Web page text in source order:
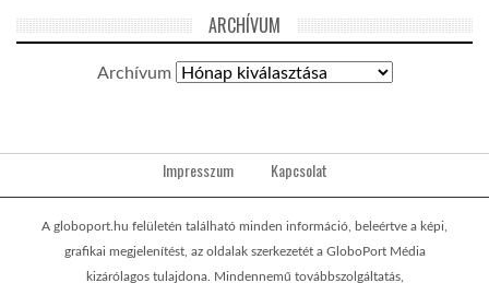
ARCHÍVUM
Archívum
Impresszum Kapcsolat
A globoport.hu felületén található minden információ, beleértve a képi,
grafikai megjelenítést, az oldalak szerkezetét a GloboPort Média
kizárólagos tulajdona. Mindennemű továbbszolgáltatás,